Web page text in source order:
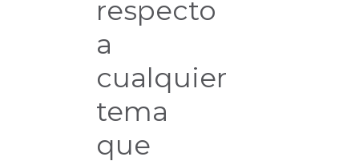
respecto
a
cualquier
tema
que